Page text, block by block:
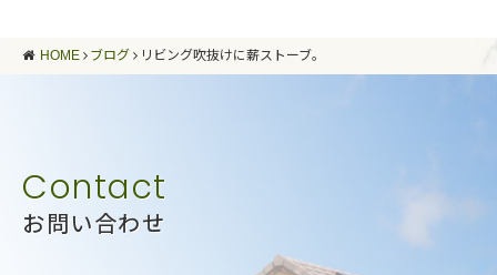
HOME ブログ リビング吹抜けに薪ストーブ。
お問い合わせ